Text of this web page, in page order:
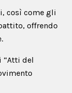
così come gli
offrendo
“Atti del